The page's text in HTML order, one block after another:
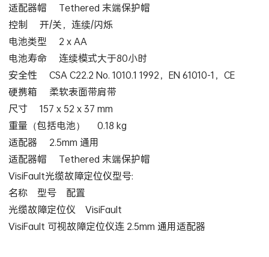
适配器帽 Tethered 末端保护帽
控制 开/关，连续/闪烁
电池类型 2 x AA
电池寿命 连续模式大于80小时
安全性 CSA C22.2 No. 1010.1 1992，EN 61010-1，CE
硬携箱 柔软表面带肩带
尺寸 157 x 52 x 37 mm
重量（包括电池） 0.18 kg
适配器 2.5mm 通用
适配器帽 Tethered 末端保护帽
VisiFault光缆故障定位仪型号:
名称 型号 配置
光缆故障定位仪 VisiFault
VisiFault 可视故障定位仪连 2.5mm 通用适配器